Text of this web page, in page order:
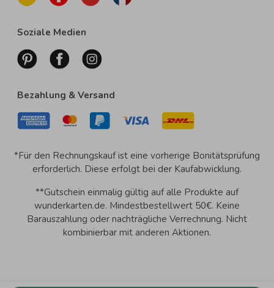
Soziale Medien
Bezahlung & Versand
*Für den Rechnungskauf ist eine vorherige Bonitätsprüfung
erforderlich. Diese erfolgt bei der Kaufabwicklung.
**Gutschein einmalig gültig auf alle Produkte auf
wunderkarten.de. Mindestbestellwert 50€. Keine
Barauszahlung oder nachträgliche Verrechnung. Nicht
kombinierbar mit anderen Aktionen.